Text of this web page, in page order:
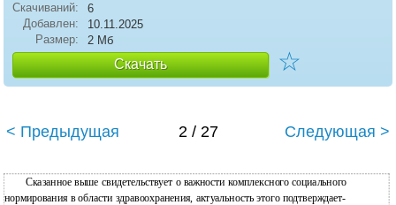
Скачиваний:
6
Добавлен:
10.11.2025
Размер:
2 Мб
Скачать ☆
< Предыдущая 2 / 27 Следующая >
Сказанное выше свидетельствует о важности комплексного социального
нормирования в области здравоохранения, актуальность этого подтверждает-